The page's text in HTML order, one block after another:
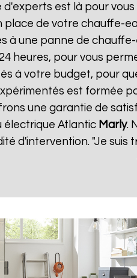
d'experts est là pour
place de votre chauffe-
à une panne de
heures, pour vous
à votre budget, pour
est formée
une garantie de
électrique Atlantic Marly.
d'intervention. "Je